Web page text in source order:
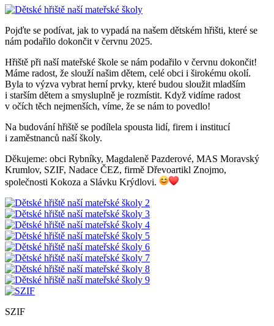
Pojďte se podívat, jak to vypadá na našem dětském hřišti, které se
nám podařilo dokončit v červnu 2025.
Hřiště při naší mateřské škole se nám podařilo v červnu dokončit!
Máme radost, že slouží našim dětem, celé obci i širokému okolí.
Byla to výzva vybrat herní prvky, které budou sloužit mladším
i starším dětem a smysluplně je rozmístit. Když vidíme radost
v očích těch nejmenších, víme, že se nám to povedlo!
Na budování hřiště se podílela spousta lidí, firem i institucí
i zaměstnanců naší školy.
Děkujeme: obci Rybníky, Magdaleně Pazderové, MAS Moravský
Krumlov, SZIF, Nadace ČEZ, firmě Dřevoartikl Znojmo,
společnosti Kokoza a Slávku Krýdlovi.
SZIF